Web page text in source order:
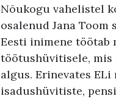
Nõukogu vahelistel
osalenud Jana
Eesti inimene töötab
töötushüvitisele, mis
algus. Erinevates
isadushüvitiste,